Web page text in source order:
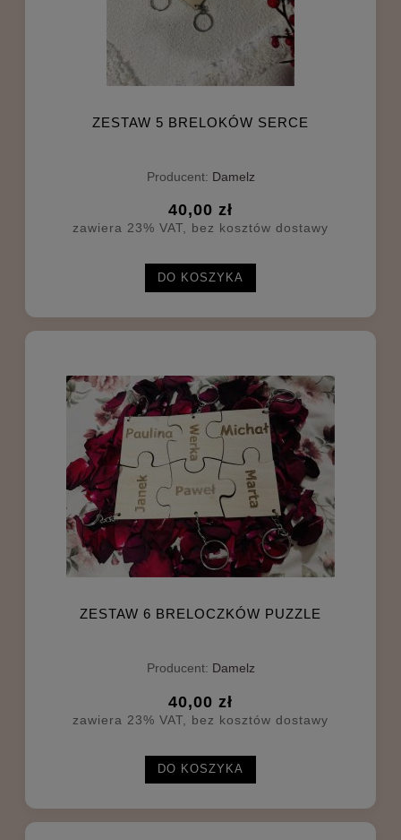
ZESTAW 5 BRELOKÓW SERCE
Producent: Damelz
40,00 zł
zawiera 23% VAT, bez kosztów dostawy
DO KOSZYKA
ZESTAW 6 BRELOCZKÓW PUZZLE
Producent: Damelz
40,00 zł
zawiera 23% VAT, bez kosztów dostawy
DO KOSZYKA